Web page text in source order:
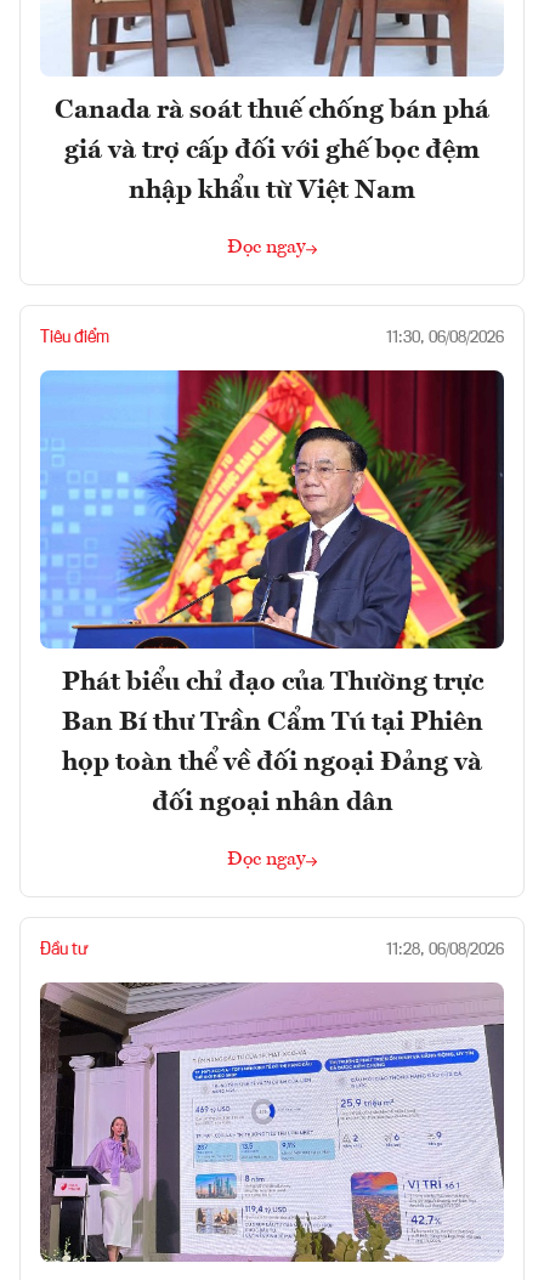
Canada rà soát thuế chống bán phá
giá và trợ cấp đối với ghế bọc đệm
nhập khẩu từ Việt Nam
Đọc ngay
Tiêu điểm 11:30, 06/08/2026
Phát biểu chỉ đạo của Thường trực
Ban Bí thư Trần Cẩm Tú tại Phiên
họp toàn thể về đối ngoại Đảng và
đối ngoại nhân dân
Đọc ngay
Đầu tư 11:28, 06/08/2026